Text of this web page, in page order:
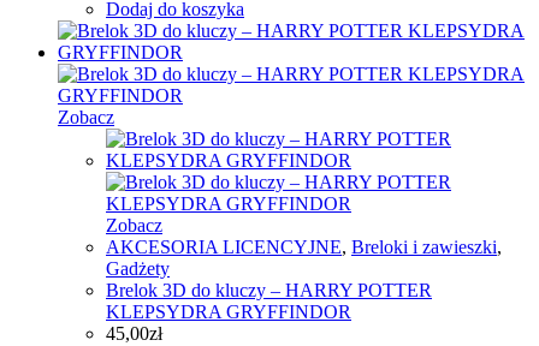
Dodaj do koszyka
Zobacz
Zobacz
AKCESORIA LICENCYJNE, Breloki i zawieszki,
Gadżety
Brelok 3D do kluczy – HARRY POTTER
KLEPSYDRA GRYFFINDOR
45,00zł